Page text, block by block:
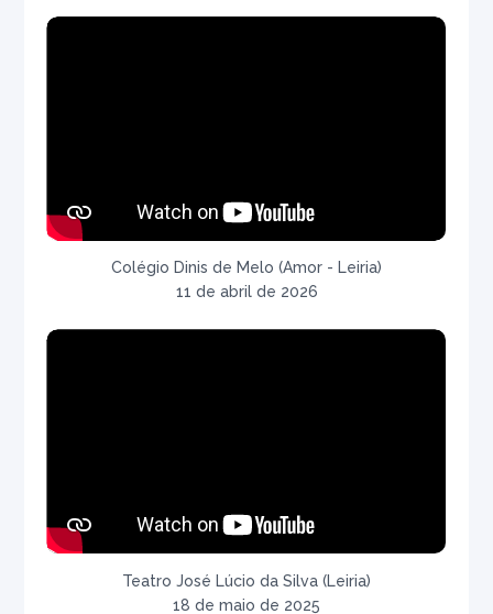
Colégio Dinis de Melo (Amor - Leiria)
11 de abril de 2026
Teatro José Lúcio da Silva (Leiria)
18 de maio de 2025